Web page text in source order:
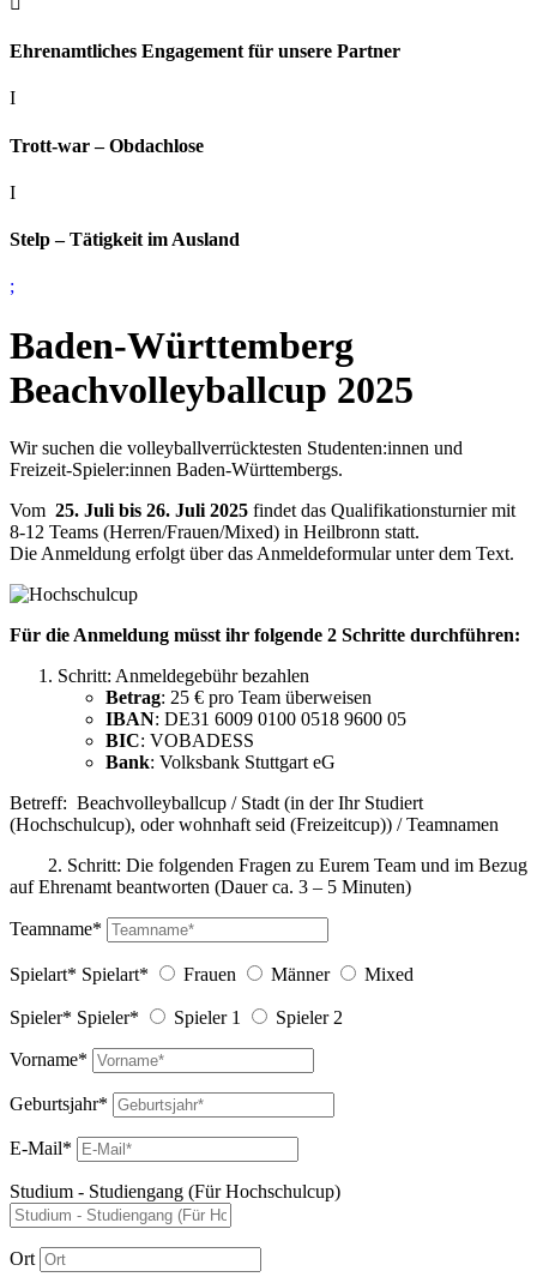
Ehrenamtliches Engagement für unsere Partner
I
Trott-war – Obdachlose
I
Stelp – Tätigkeit im Ausland
;
Baden-Württemberg
Beachvolleyballcup 2025
Wir suchen die volleyballverrücktesten Studenten:innen und
Freizeit-Spieler:innen Baden-Württembergs.
Vom 25. Juli bis 26. Juli 2025 findet das Qualifikationsturnier mit
8-12 Teams (Herren/Frauen/Mixed) in Heilbronn statt.
Die Anmeldung erfolgt über das Anmeldeformular unter dem Text.
Für die Anmeldung müsst ihr folgende 2 Schritte durchführen:
Schritt: Anmeldegebühr bezahlen
Betrag: 25 € pro Team überweisen
IBAN: DE31 6009 0100 0518 9600 05
BIC: VOBADESS
Bank: Volksbank Stuttgart eG
Betreff: Beachvolleyballcup / Stadt (in der Ihr Studiert
(Hochschulcup), oder wohnhaft seid (Freizeitcup)) / Teamnamen
2. Schritt: Die folgenden Fragen zu Eurem Team und im Bezug
auf Ehrenamt beantworten (Dauer ca. 3 – 5 Minuten)
Teamname*
Spielart* Spielart* Frauen Männer Mixed
Spieler* Spieler* Spieler 1 Spieler 2
Vorname*
Geburtsjahr*
E-Mail*
Studium - Studiengang (Für Hochschulcup)
Ort